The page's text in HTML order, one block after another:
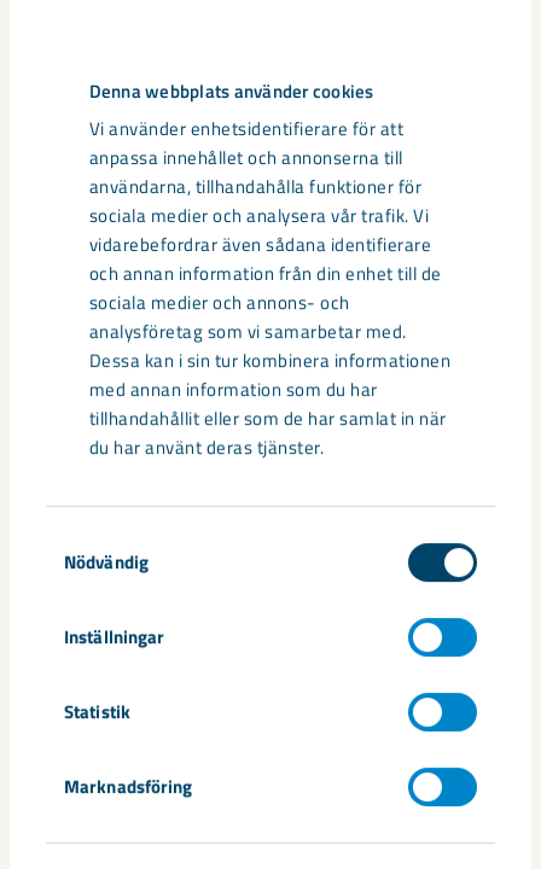
Denna webbplats använder cookies
Vi använder enhetsidentifierare för att
anpassa innehållet och annonserna till
användarna, tillhandahålla funktioner för
sociala medier och analysera vår trafik. Vi
vidarebefordrar även sådana identifierare
och annan information från din enhet till de
sociala medier och annons- och
analysföretag som vi samarbetar med.
Dessa kan i sin tur kombinera informationen
med annan information som du har
tillhandahållit eller som de har samlat in när
du har använt deras tjänster.
Nödvändig
Inställningar
Statistik
Marknadsföring
Hjälp och stöd vid sjukdom eller i frågor om
arbetsmiljö, hälsa, friskvård och rehabilitering
Förstärkt föräldrapenning med upp till 90 procent
av din ordinarie lön i upp till sex månader (efter
anställning i ett år)
Fri träning på LKAB:s egna gym samt hos våra
samarbetspartners på verksamhetsorterna i
Norrbotten
konstförening, fritidsförening, fjällstugor och
familjeaktiviteter